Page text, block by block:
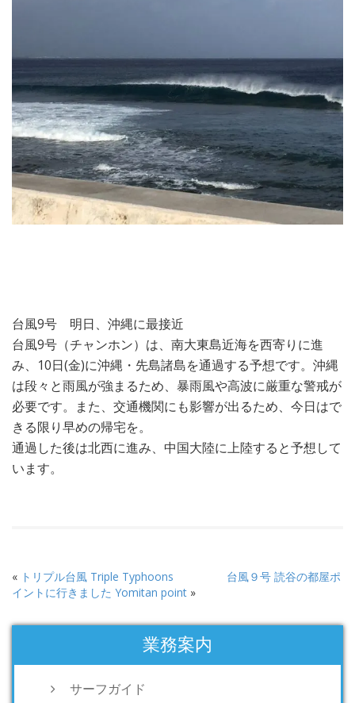
台風9号 明日、沖縄に最接近
台風9号（チャンホン）は、南大東島近海を西寄りに進
み、10日(金)に沖縄・先島諸島を通過する予想です。沖縄
は段々と雨風が強まるため、暴雨風や高波に厳重な警戒が
必要です。また、交通機関にも影響が出るため、今日はで
きる限り早めの帰宅を。
通過した後は北西に進み、中国大陸に上陸すると予想して
います。
« トリプル台風 Triple Typhoons
台風９号 読谷の都屋ポ
イントに行きました Yomitan point »
業務案内
サーフガイド